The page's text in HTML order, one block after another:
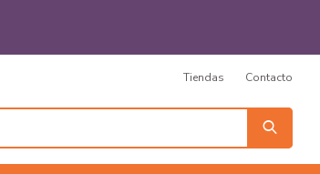
Tiendas Contacto